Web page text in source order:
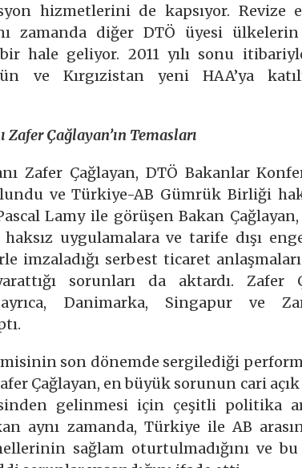
hizmetlerini de kapsıyor. Revize
zamanda diğer DTÖ üyesi
hale geliyor. 2011 yılı sonu
ve Kırgızistan yeni HAA’ya
Çağlayan’ın Temasları
Zafer Çağlayan, DTÖ Bakanlar
ve Türkiye-AB Gümrük Birliği
Lamy ile görüşen Bakan
haksız uygulamalara ve tarife dışı
imzaladığı serbest ticaret
sorunları da aktardı. Zafer
Danimarka, Singapur ve
son dönemde sergilediği
Çağlayan, en büyük sorunun cari
gelinmesi için çeşitli politika
aynı zamanda, Türkiye ile AB
sağlam oturtulmadığını ve